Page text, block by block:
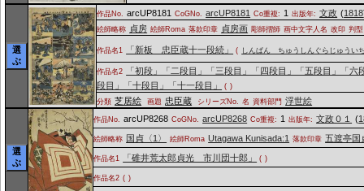
選
ぶ
作品No. arcUP8181 CoGNo. arcUP8181 Co重複: 1 出版年: 文政 (1818
絵師略称 貞房 絵師Roma 落款印章 貞房画 彫師摺師 画中文字人名 改印 判型
作品名1 「新板 忠臣蔵十一段続」 ( しんぱん ちゅうしんぐらじゅうい
作品名2
「初段」「二段目」「三段目」「四段目」「五段目」「
段目」「十段目」「十一段目」
( )
分類 芝居絵 画題 忠臣蔵 シリーズNo. 名 資料部門 浮世絵
選
ぶ
作品No. arcUP8268 CoGNo. arcUP8268 Co重複: 1 出版年: 文政０１ (
絵師略称 国貞〈1〉 絵師Roma Utagawa Kunisada:1 落款印章 五渡亭国
作品名1 「碓井荒太郎貞光 市川団十郎」 ( )
作品名2 ( )